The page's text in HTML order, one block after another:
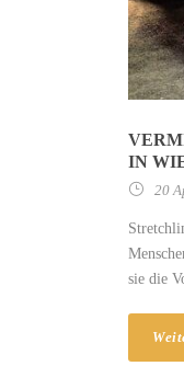
IN
20
sie die